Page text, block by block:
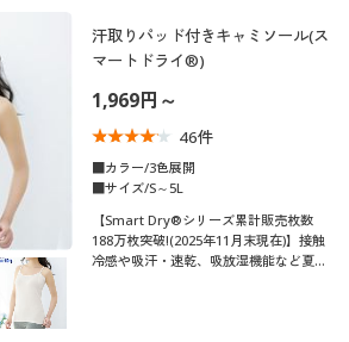
汗取りパッド付きキャミソール(ス
マートドライ®)
1,969円～
46件
■カラー/3色展開
■サイズ/S～5L
【Smart Dry®シリーズ累計販売枚数
188万枚突破!(2025年11月末現在)】接触
冷感や吸汗・速乾、吸放湿機能など夏に